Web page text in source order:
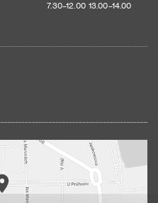
7.30–12.00 13.00–14.00